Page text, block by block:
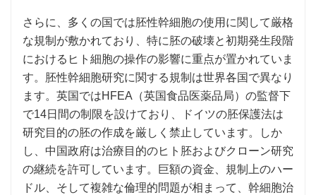
さらに、多くの国では胚性幹細胞の使用に関して厳格
な規制が敷かれており、特に胚の破壊と初期発生段階
におけるヒト細胞の操作の影響に重点が置かれていま
す。胚性幹細胞研究に関する規制は世界各国で異なり
ます。英国ではHFEA（英国食品医薬品局）の監督下
で14日間の制限を設けており、ドイツの胚保護法は
研究目的の胚の作成を厳しく禁止しています。しか
し、中国政府は治療目的のヒト胚およびクローン研究
の継続を許可しています。巨額の資金、規制上のハー
ドル、そして複雑な倫理的問題が相まって、幹細胞治